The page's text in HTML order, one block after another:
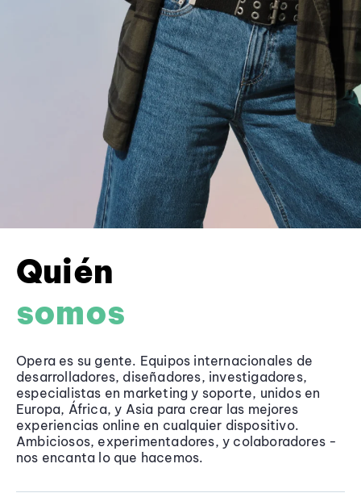
Quién
somos
Opera es su gente. Equipos internacionales de
desarrolladores, diseñadores, investigadores,
especialistas en marketing y soporte, unidos en
Europa, África, y Asia para crear las mejores
experiencias online en cualquier dispositivo.
Ambiciosos, experimentadores, y colaboradores -
nos encanta lo que hacemos.